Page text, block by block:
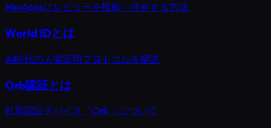
MiniAppsにレビューを投稿・共有する方法
World IDとは
AI時代の人間証明プロトコルを解説
Orb認証とは
虹彩認証デバイス「Orb」について